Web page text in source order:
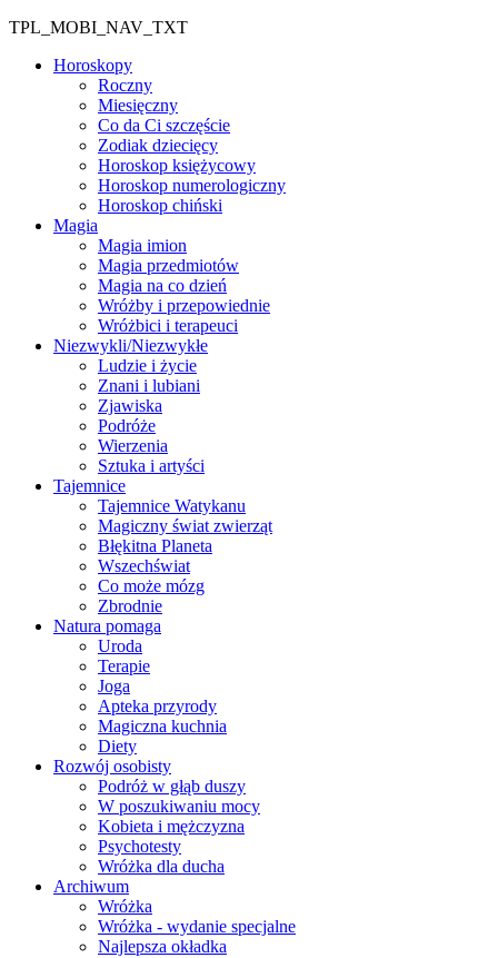
TPL_MOBI_NAV_TXT
Horoskopy
Roczny
Miesięczny
Co da Ci szczęście
Zodiak dziecięcy
Horoskop księżycowy
Horoskop numerologiczny
Horoskop chiński
Magia
Magia imion
Magia przedmiotów
Magia na co dzień
Wróżby i przepowiednie
Wróżbici i terapeuci
Niezwykli/Niezwykłe
Ludzie i życie
Znani i lubiani
Zjawiska
Podróże
Wierzenia
Sztuka i artyści
Tajemnice
Tajemnice Watykanu
Magiczny świat zwierząt
Błękitna Planeta
Wszechświat
Co może mózg
Zbrodnie
Natura pomaga
Uroda
Terapie
Joga
Apteka przyrody
Magiczna kuchnia
Diety
Rozwój osobisty
Podróż w głąb duszy
W poszukiwaniu mocy
Kobieta i mężczyzna
Psychotesty
Wróżka dla ducha
Archiwum
Wróżka
Wróżka - wydanie specjalne
Najlepsza okładka